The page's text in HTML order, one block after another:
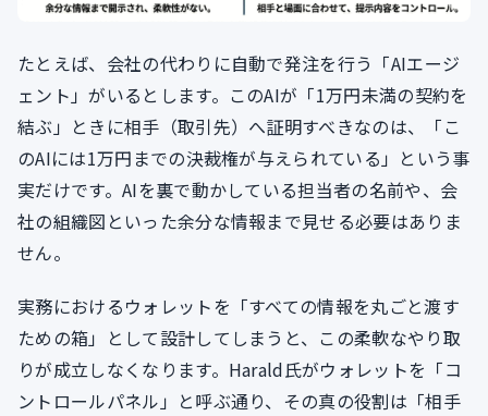
たとえば、会社の代わりに自動で発注を行う「AIエージ
ェント」がいるとします。このAIが「1万円未満の契約を
結ぶ」ときに相手（取引先）へ証明すべきなのは、「こ
のAIには1万円までの決裁権が与えられている」という事
実だけです。AIを裏で動かしている担当者の名前や、会
社の組織図といった余分な情報まで見せる必要はありま
せん。
実務におけるウォレットを「すべての情報を丸ごと渡す
ための箱」として設計してしまうと、この柔軟なやり取
りが成立しなくなります。Harald氏がウォレットを「コ
ントロールパネル」と呼ぶ通り、その真の役割は「相手